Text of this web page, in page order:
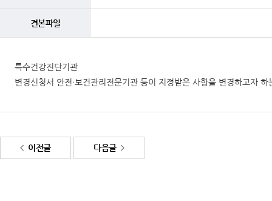
견본파일
특수건강진단기관
변경신청서 안전·보건관리전문기관 등이 지정받은 사항을 변경하고자
이전글 다음글